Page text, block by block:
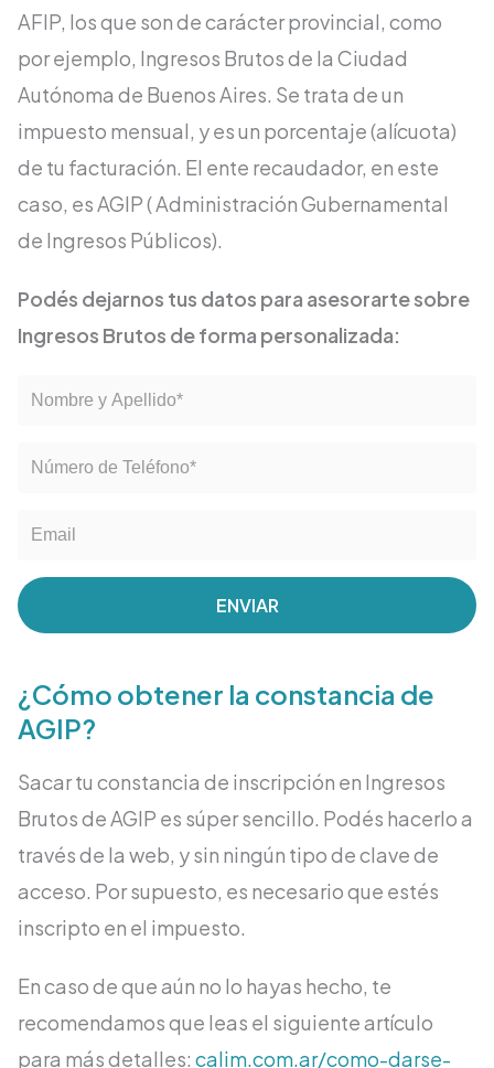
AFIP, los que son de carácter provincial, como
por ejemplo, Ingresos Brutos de la Ciudad
Autónoma de Buenos Aires. Se trata de un
impuesto mensual, y es un porcentaje (alícuota)
de tu facturación. El ente recaudador, en este
caso, es AGIP ( Administración Gubernamental
de Ingresos Públicos).
Podés dejarnos tus datos para asesorarte sobre
Ingresos Brutos de forma personalizada:
ENVIAR
¿Cómo obtener la constancia de
AGIP?
Sacar tu constancia de inscripción en Ingresos
Brutos de AGIP es súper sencillo. Podés hacerlo a
través de la web, y sin ningún tipo de clave de
acceso. Por supuesto, es necesario que estés
inscripto en el impuesto.
En caso de que aún no lo hayas hecho, te
recomendamos que leas el siguiente artículo
para más detalles: calim.com.ar/como-darse-